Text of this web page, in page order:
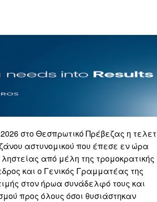
στο Θεσπρωτικό Πρέβεζας η
αστυνομικού που έπεσε εν ώρα
από μέλη της τρομοκρατικής
και ο Γενικός Γραμματέας της
στον ήρωα συνάδελφό τους και
προς όλους όσοι θυσιάστηκαν